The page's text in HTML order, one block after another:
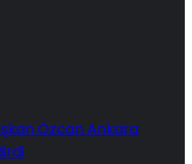
Özcan Ankara